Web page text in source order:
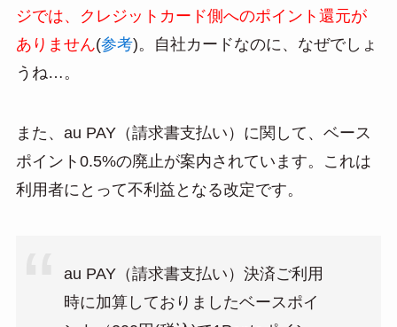
ジでは、クレジットカード側へのポイント還元が
ありません(参考)。自社カードなのに、なぜでしょ
うね…。
また、au PAY（請求書支払い）に関して、ベース
ポイント0.5%の廃止が案内されています。これは
利用者にとって不利益となる改定です。
au PAY（請求書支払い）決済ご利用
時に加算しておりましたベースポイ